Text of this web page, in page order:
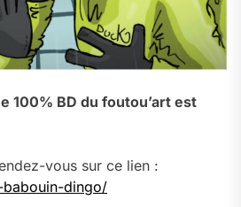
100% BD du foutou’art est
vous sur ce lien :
dingo/